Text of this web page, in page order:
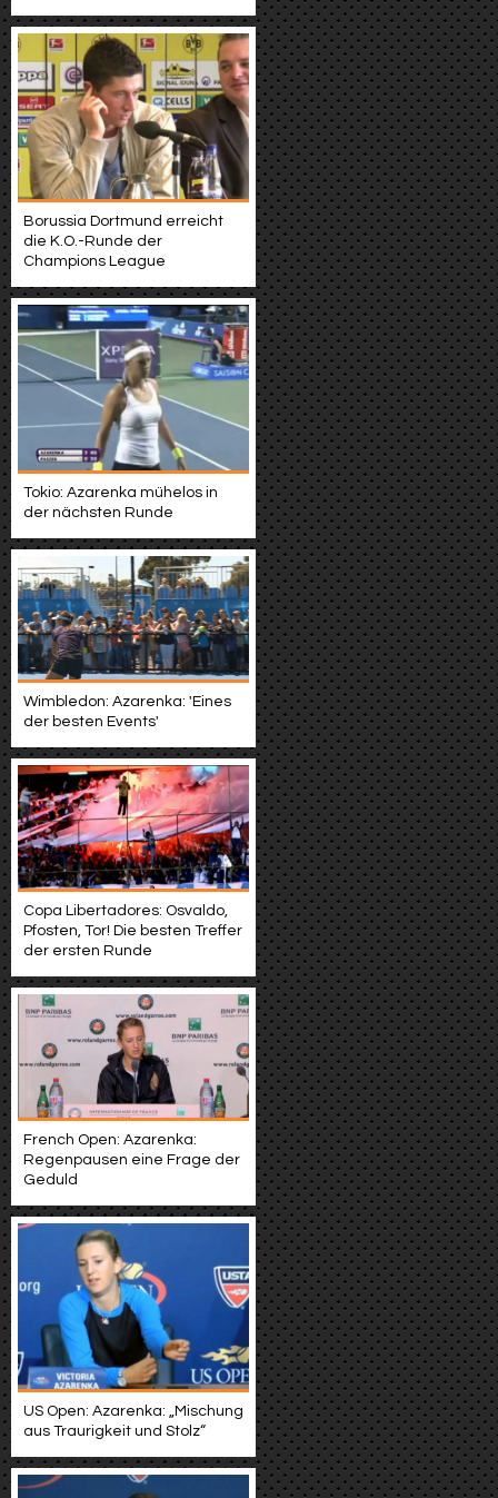
Borussia Dortmund erreicht
die K.O.-Runde der
Champions League
Tokio: Azarenka mühelos in
der nächsten Runde
Wimbledon: Azarenka: 'Eines
der besten Events'
Copa Libertadores: Osvaldo,
Pfosten, Tor! Die besten Treffer
der ersten Runde
French Open: Azarenka:
Regenpausen eine Frage der
Geduld
US Open: Azarenka: „Mischung
aus Traurigkeit und Stolz“